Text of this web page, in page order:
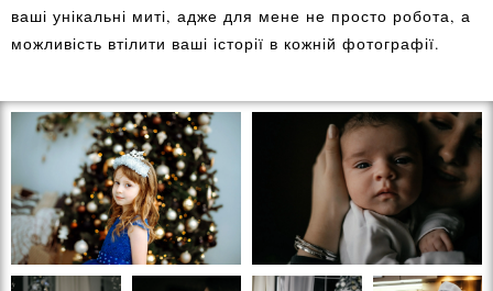
ваші унікальні миті, адже для мене не просто робота, а
можливість втілити ваші історії в кожній фотографії.